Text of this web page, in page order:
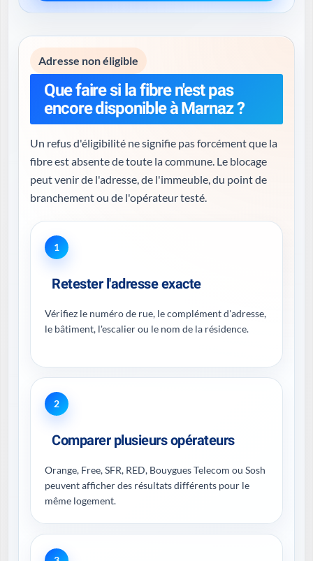
Adresse non éligible
Que faire si la fibre n'est pas
encore disponible à Marnaz ?
Un refus d'éligibilité ne signifie pas forcément que la
fibre est absente de toute la commune. Le blocage
peut venir de l'adresse, de l'immeuble, du point de
branchement ou de l'opérateur testé.
1
Retester l'adresse exacte
Vérifiez le numéro de rue, le complément d'adresse,
le bâtiment, l'escalier ou le nom de la résidence.
2
Comparer plusieurs opérateurs
Orange, Free, SFR, RED, Bouygues Telecom ou Sosh
peuvent afficher des résultats différents pour le
même logement.